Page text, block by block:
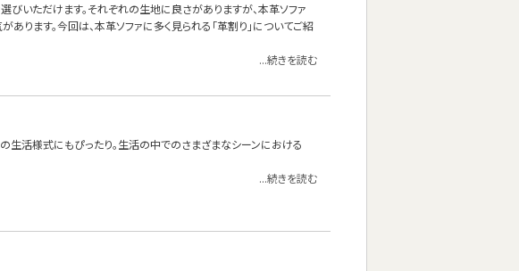
びいただけます。それぞれの生地に良さがありますが、本革ソファ
ります。今回は、本革ソファに多く見られる「革割り」についてご紹
...続きを読む
生活様式にもぴったり。生活の中でのさまざまなシーンにおける
...続きを読む